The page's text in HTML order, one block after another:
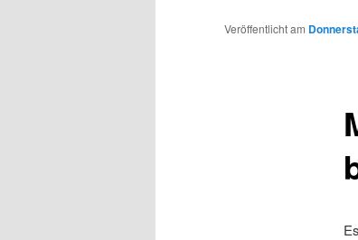
Inhalt
Veröffentlicht am